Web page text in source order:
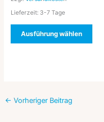
Lieferzeit: 3-7 Tage
Ausführung wählen
← Vorheriger Beitrag